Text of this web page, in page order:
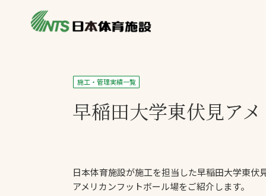
ニュース
ライブラリ
施設別一覧を見
投てき実施可
工芝
施工・管理実績一覧
早稲田大学東伏見ア
日本体育施設が施工を担当した早稲田大学東伏
アメリカンフットボール場をご紹介します。